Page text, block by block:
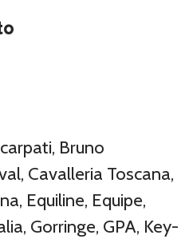
Bruno
Cavalleria Toscana,
Equiline, Equipe,
Gorringe, GPA, Key-